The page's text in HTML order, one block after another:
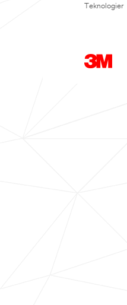
Teknologier